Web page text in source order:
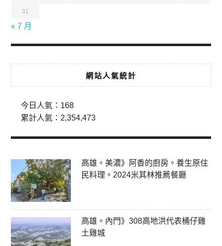
31
« 7 月
網站人氣統計
今日人氣： 168
累計人氣： 2,354,473
高雄。美濃》阿香的廚房。養生原住
民料理。2024米其林推薦餐廳
高雄。內門》308高地洪代表桶仔雞
土雞城